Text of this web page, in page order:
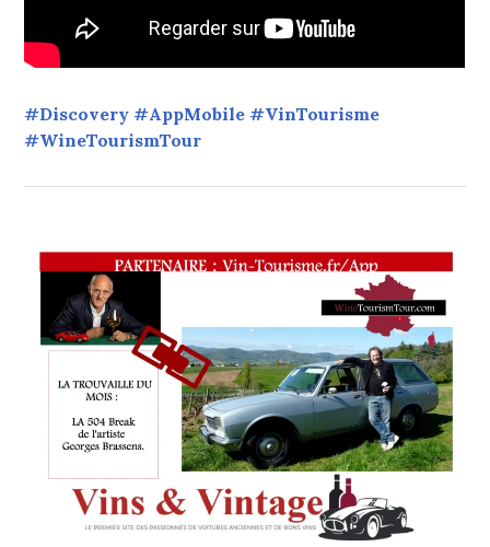
#Discovery #AppMobile #VinTourisme
#WineTourismTour